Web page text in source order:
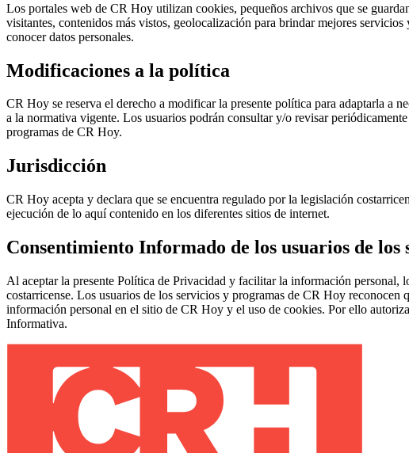
Los portales web de CR Hoy utilizan cookies, pequeños archivos que se
visitantes, contenidos más vistos, geolocalización para brindar mejores
conocer datos personales.
Modificaciones a la política
CR Hoy se reserva el derecho a modificar la presente política para adaptarla a
a la normativa vigente. Los usuarios podrán consultar y/o revisar
programas de CR Hoy.
Jurisdicción
CR Hoy acepta y declara que se encuentra regulado por la legislación
ejecución de lo aquí contenido en los diferentes sitios de internet.
Consentimiento Informado de los usuarios de
Al aceptar la presente Política de Privacidad y facilitar la información
costarricense. Los usuarios de los servicios y programas de CR Hoy
información personal en el sitio de CR Hoy y el uso de cookies. Por ello
Informativa.